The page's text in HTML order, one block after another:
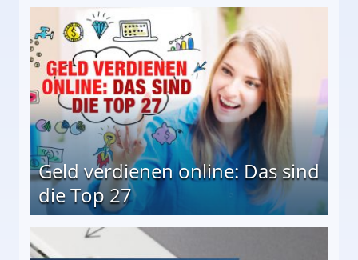
Geld verdienen online: Das sind
die Top 27